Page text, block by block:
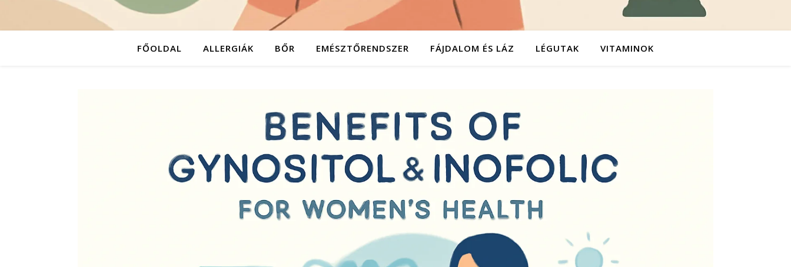
FŐOLDAL ALLERGIÁK BŐR EMÉSZTŐRENDSZER FÁJDALOM ÉS LÁZ LÉGUTAK VITAMINOK